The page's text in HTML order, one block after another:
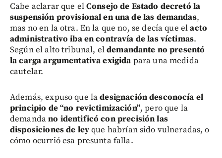
Cabe aclarar que elConsejo de Estado decretó la
suspensión provisional en una de las demandas,
mas no en la otra. En la que no, se decía que elacto
administrativo iba en contravía de las víctimas.
Según el alto tribunal, eldemandante no presentó
la carga argumentativa exigida para una medida
cautelar.
Además, expuso que ladesignación desconocía el
principio de “no revictimización”, pero que la
demandano identificó con precisión las
disposiciones de leyque habrían sido vulneradas, o
cómo ocurrió esa presunta falla.